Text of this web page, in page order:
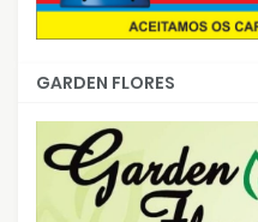
GARDEN FLORES